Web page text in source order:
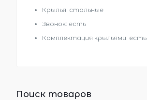
Крылья: стальные
Звонок: есть
Комплектация крыльями: есть
Поиск товаров